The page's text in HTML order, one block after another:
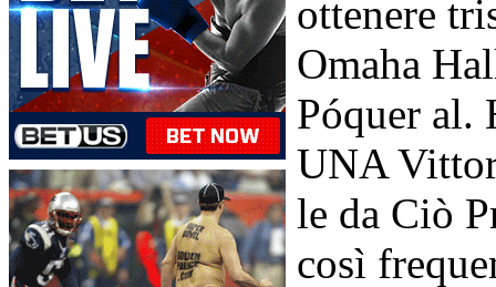
ottenere
Omaha
Póquer al.
UNA
le da Ciò
così